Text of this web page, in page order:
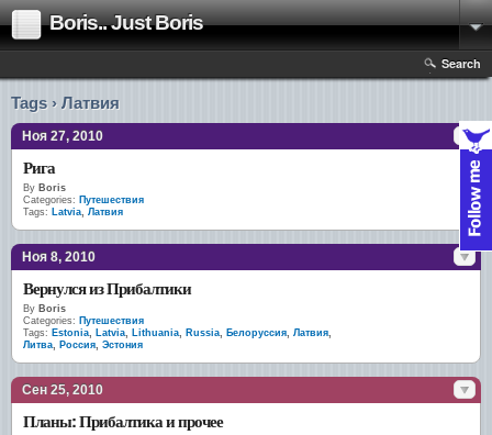
Boris.. Just Boris
Search
Tags › Латвия
Ноя 27, 2010
Рига
By Boris
Categories: Путешествия
Tags: Latvia, Латвия
Ноя 8, 2010
Вернулся из Прибалтики
By Boris
Categories: Путешествия
Tags: Estonia, Latvia, Lithuania, Russia, Белоруссия, Латвия,
Литва, Россия, Эстония
Сен 25, 2010
Планы: Прибалтика и прочее